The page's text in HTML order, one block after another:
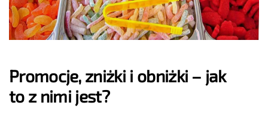
Promocje, zniżki i obniżki – jak
to z nimi jest?